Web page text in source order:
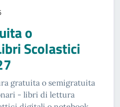
o
Scolastici
gratuita o semigratuita
- libri di lettura